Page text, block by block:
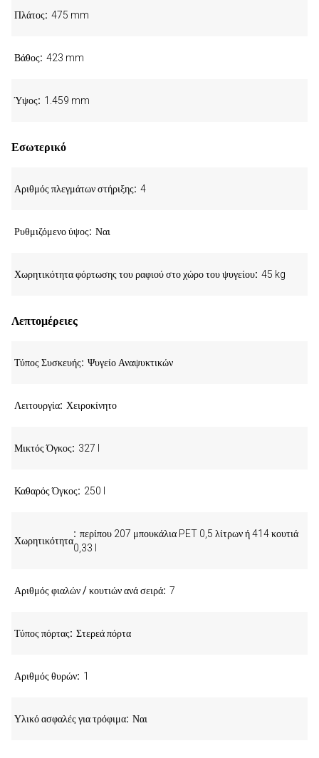
Πλάτος 475 mm
Βάθος 423 mm
Ύψος 1.459 mm
Εσωτερικό
Αριθμός πλεγμάτων στήριξης 4
Ρυθμιζόμενο ύψος Ναι
Χωρητικότητα φόρτωσης του ραφιού στο χώρο του ψυγείου 45 kg
Λεπτομέρειες
Τύπος Συσκευής Ψυγείο Αναψυκτικών
Λειτουργία Χειροκίνητο
Μικτός Όγκος 327 l
Καθαρός Όγκος 250 l
Χωρητικότητα
περίπου 207 μπουκάλια PET 0,5 λίτρων ή 414 κουτιά
0,33 l
Αριθμός φιαλών / κουτιών ανά σειρά 7
Τύπος πόρτας Στερεά πόρτα
Αριθμός θυρών 1
Υλικό ασφαλές για τρόφιμα Ναι